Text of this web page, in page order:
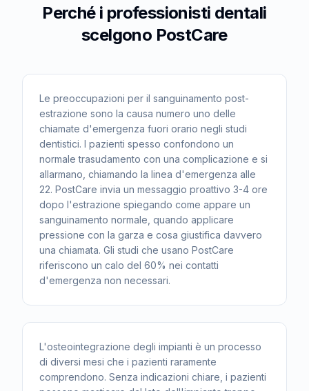
Perché i professionisti dentali
scelgono PostCare
Le preoccupazioni per il sanguinamento post-
estrazione sono la causa numero uno delle
chiamate d'emergenza fuori orario negli studi
dentistici. I pazienti spesso confondono un
normale trasudamento con una complicazione e si
allarmano, chiamando la linea d'emergenza alle
22. PostCare invia un messaggio proattivo 3-4 ore
dopo l'estrazione spiegando come appare un
sanguinamento normale, quando applicare
pressione con la garza e cosa giustifica davvero
una chiamata. Gli studi che usano PostCare
riferiscono un calo del 60% nei contatti
d'emergenza non necessari.
L'osteointegrazione degli impianti è un processo
di diversi mesi che i pazienti raramente
comprendono. Senza indicazioni chiare, i pazienti